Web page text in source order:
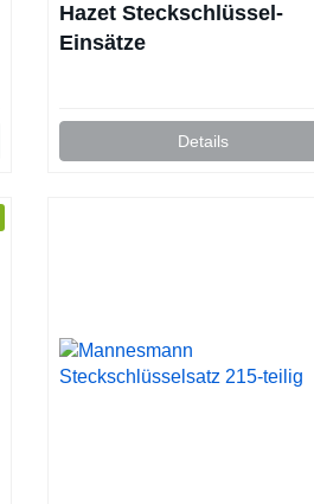
Hazet Steckschlüssel-
Einsätze
Details